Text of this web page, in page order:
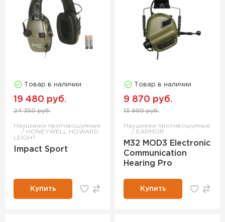
Товар в наличии
19 480 руб.
24 350 руб.
Наушники противошумные
HONEYWELL HOWARD
LEIGHT
Impact Sport
Купить
Товар в наличии
9 870 руб.
13 990 руб.
Наушники противошумные
EARMOR
M32 MOD3 Electronic
Communication
Hearing Pro
Купить